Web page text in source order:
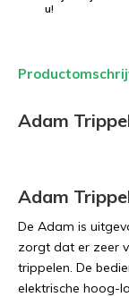
u!
Adam
Adam
De Adam is
zorgt dat er zeer
trippelen. De
elektrische hoog-